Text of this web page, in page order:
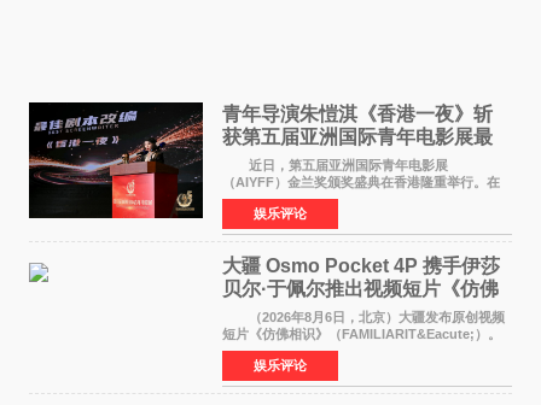
青年导演朱愷淇《香港一夜》斩
获第五届亚洲国际青年电影展最
佳剧本改编奖
近日，第五届亚洲国际青年电影展
（AIYFF）金兰奖颁奖盛典在香港隆重举行。在
这场汇聚数百位海内外电影人、文化界人士及媒
体代表的亚洲青年影视盛会上，香港本土电影
《香港一夜》（Dawn in Ho
娱乐评论
大疆 Osmo Pocket 4P 携手伊莎
贝尔·于佩尔推出视频短片《仿佛
相识》
（2026年8月6日，北京）大疆发布原创视频
短片《仿佛相识》（FAMILIARIT&Eacute;）。
视频短片由戛纳国际电影节最佳女演员伊莎贝尔·
于佩尔（Isabelle Huppert）主演，全程使用大
疆首款双主摄口
娱乐评论